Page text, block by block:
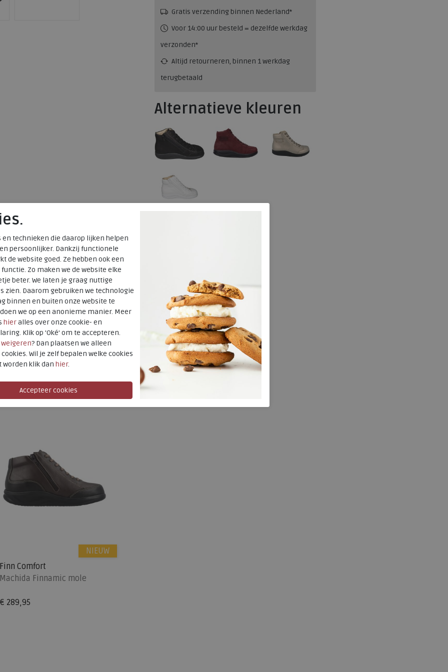
Gratis verzending binnen Nederland*
Voor 14:00 uur besteld = dezelfde werkdag
verzonden*
Altijd retourneren, binnen 1 werkdag
terugbetaald
Alternatieve kleuren
Nubuck
Wijdtemaat
Hk
Uitneembaar
voetbed
ja
Hakhoogte 2.50 cm
Finn Comfort
Machida Finnamic mole
€ 289,95
NIEUW
en technieken die daarop lijken helpen
persoonlijker. Dankzij functionele
de website goed. Ze hebben ook een
Zo maken we de website elke
beter. We laten je graag nuttige
zien. Daarom gebruiken we technologie
binnen en buiten onze website te
we op een anonieme manier. Meer
hieralles over onze cookie- en
Klik op 'Oké' om te accepteren.
weigeren? Dan plaatsen we alleen
Wil je zelf bepalen welke cookies
worden klik dan hier.